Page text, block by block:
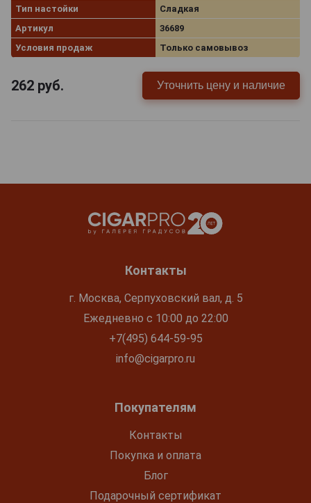
Тип настойки
Сладкая
Артикул
36689
Условия продаж
Только самовывоз
262 руб. Уточнить цену и наличие
Контакты
г. Москва, Серпуховский вал, д. 5
Ежедневно с 10:00 до 22:00
+7(495) 644-59-95
info@cigarpro.ru
Покупателям
Контакты
Покупка и оплата
Блог
Подарочный сертификат